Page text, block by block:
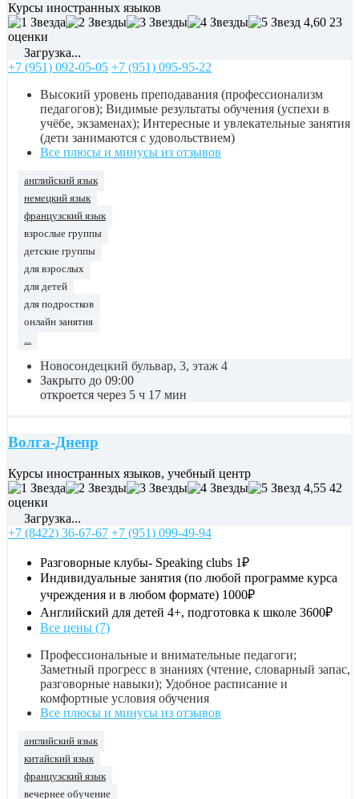
Курсы иностранных языков
4,60 23
оценки
Загрузка...
+7 (951) 092-05-05 +7 (951) 095-95-22
Высокий уровень преподавания (профессионализм
педагогов); Видимые результаты обучения (успехи в
учёбе, экзаменах); Интересные и увлекательные занятия
(дети занимаются с удовольствием)
Все плюсы и минусы из отзывов
английский язык
немецкий язык
французский язык
взрослые группы
детские группы
для взрослых
для детей
для подростков
онлайн занятия
...
Новосондецкий бульвар, 3, этаж 4
Закрыто до 09:00
откроется через 5 ч 17 мин
Волга-Днепр
Курсы иностранных языков, учебный центр
4,55 42
оценки
Загрузка...
+7 (8422) 36-67-67 +7 (951) 099-49-94
Разговорные клубы- Speaking clubs 1₽
Индивидуальные занятия (по любой программе курса
учреждения и в любом формате) 1000₽
Английский для детей 4+, подготовка к школе 3600₽
Все цены (7)
Профессиональные и внимательные педагоги;
Заметный прогресс в знаниях (чтение, словарный запас,
разговорные навыки); Удобное расписание и
комфортные условия обучения
Все плюсы и минусы из отзывов
английский язык
китайский язык
французский язык
вечернее обучение